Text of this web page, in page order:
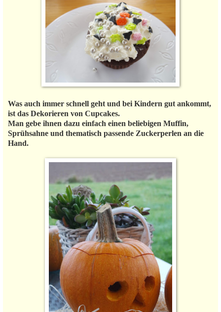
Was auch immer schnell geht und bei Kindern gut ankommt,
ist das Dekorieren von Cupcakes.
Man gebe ihnen dazu einfach einen beliebigen Muffin,
Sprühsahne und thematisch passende Zuckerperlen an die
Hand.